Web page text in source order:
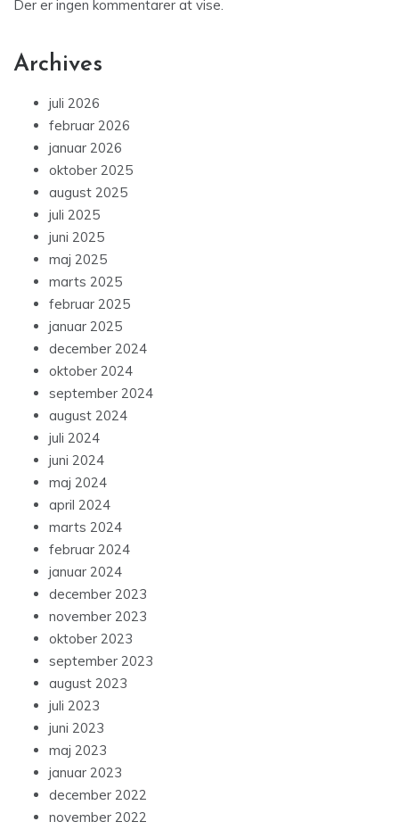
Der er ingen kommentarer at vise.
Archives
juli 2026
februar 2026
januar 2026
oktober 2025
august 2025
juli 2025
juni 2025
maj 2025
marts 2025
februar 2025
januar 2025
december 2024
oktober 2024
september 2024
august 2024
juli 2024
juni 2024
maj 2024
april 2024
marts 2024
februar 2024
januar 2024
december 2023
november 2023
oktober 2023
september 2023
august 2023
juli 2023
juni 2023
maj 2023
januar 2023
december 2022
november 2022